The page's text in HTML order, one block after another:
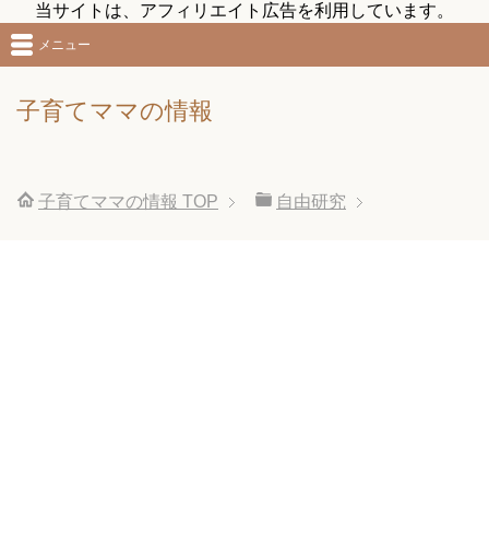
当サイトは、アフィリエイト広告を利用しています。
子育てママの情報
メニュー
子育てママの情報 TOP 自由研究